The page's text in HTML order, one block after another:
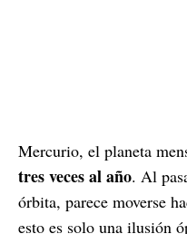
Mercurio, el planeta
tres veces al año. Al
órbita, parece moverse
esto es solo una ilusión